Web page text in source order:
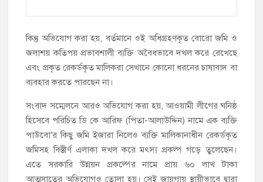
কিন্তু অভিযোগ করা হয়, বর্তমানে ওই অধিগ্রহণকৃত বোরো জমি ও
জলাশয় কতিপয় প্রভাবশালী ব্যক্তি অবৈধভাবে দখল করে রেখেছে
এবং প্রকৃত রেকর্ডকৃত মালিকরা সেখানে কোনো ধরনের চাষাবাদ বা
ব্যবহার করতে পারছেন না।
সংবাদ সম্মেলনে আরও অভিযোগ করা হয়, আওয়ামী লীগের ঘনিষ্ঠ
হিসেবে পরিচিত ডি কে আরিফ (পিতা-আলাউদ্দিন) নামে এক ব্যক্তি
পাউবো’র কিছু জমি ইজারা নিলেও ব্যক্তি মালিকানাধীন রেকর্ডকৃত
জমিসহ বিস্তীর্ণ এলাকা দখল করে মৎস্য প্রকল্প গড়ে তুলেছেন।
এতে সরকারি উন্নয়ন প্রকল্পের নামে প্রায় ৬০ লাখ টাকা
আত্মসাতের অভিযোগও তোলা হয়। সেই জায়গায় স্থায়ীভাবে দ্বারা